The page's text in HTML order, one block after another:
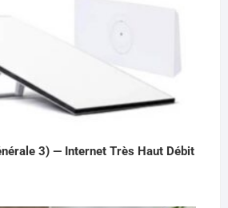
3) — Internet Très Haut Débit